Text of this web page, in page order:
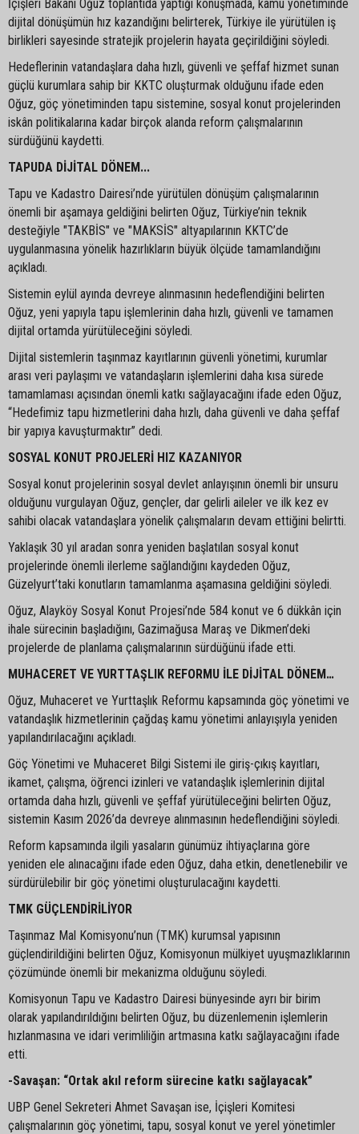
İçişleri Bakanı Oğuz toplantıda yaptığı konuşmada, kamu yönetiminde
dijital dönüşümün hız kazandığını belirterek, Türkiye ile yürütülen iş
birlikleri sayesinde stratejik projelerin hayata geçirildiğini söyledi.
Hedeflerinin vatandaşlara daha hızlı, güvenli ve şeffaf hizmet sunan
güçlü kurumlara sahip bir KKTC oluşturmak olduğunu ifade eden
Oğuz, göç yönetiminden tapu sistemine, sosyal konut projelerinden
iskân politikalarına kadar birçok alanda reform çalışmalarının
sürdüğünü kaydetti.
TAPUDA DİJİTAL DÖNEM...
Tapu ve Kadastro Dairesi’nde yürütülen dönüşüm çalışmalarının
önemli bir aşamaya geldiğini belirten Oğuz, Türkiye’nin teknik
desteğiyle "TAKBİS" ve "MAKSİS" altyapılarının KKTC’de
uygulanmasına yönelik hazırlıkların büyük ölçüde tamamlandığını
açıkladı.
Sistemin eylül ayında devreye alınmasının hedeflendiğini belirten
Oğuz, yeni yapıyla tapu işlemlerinin daha hızlı, güvenli ve tamamen
dijital ortamda yürütüleceğini söyledi.
Dijital sistemlerin taşınmaz kayıtlarının güvenli yönetimi, kurumlar
arası veri paylaşımı ve vatandaşların işlemlerini daha kısa sürede
tamamlaması açısından önemli katkı sağlayacağını ifade eden Oğuz,
“Hedefimiz tapu hizmetlerini daha hızlı, daha güvenli ve daha şeffaf
bir yapıya kavuşturmaktır” dedi.
SOSYAL KONUT PROJELERİ HIZ KAZANIYOR
Sosyal konut projelerinin sosyal devlet anlayışının önemli bir unsuru
olduğunu vurgulayan Oğuz, gençler, dar gelirli aileler ve ilk kez ev
sahibi olacak vatandaşlara yönelik çalışmaların devam ettiğini belirtti.
Yaklaşık 30 yıl aradan sonra yeniden başlatılan sosyal konut
projelerinde önemli ilerleme sağlandığını kaydeden Oğuz,
Güzelyurt’taki konutların tamamlanma aşamasına geldiğini söyledi.
Oğuz, Alayköy Sosyal Konut Projesi’nde 584 konut ve 6 dükkân için
ihale sürecinin başladığını, Gazimağusa Maraş ve Dikmen’deki
projelerde de planlama çalışmalarının sürdüğünü ifade etti.
MUHACERET VE YURTTAŞLIK REFORMU İLE DİJİTAL DÖNEM…
Oğuz, Muhaceret ve Yurttaşlık Reformu kapsamında göç yönetimi ve
vatandaşlık hizmetlerinin çağdaş kamu yönetimi anlayışıyla yeniden
yapılandırılacağını açıkladı.
Göç Yönetimi ve Muhaceret Bilgi Sistemi ile giriş-çıkış kayıtları,
ikamet, çalışma, öğrenci izinleri ve vatandaşlık işlemlerinin dijital
ortamda daha hızlı, güvenli ve şeffaf yürütüleceğini belirten Oğuz,
sistemin Kasım 2026’da devreye alınmasının hedeflendiğini söyledi.
Reform kapsamında ilgili yasaların günümüz ihtiyaçlarına göre
yeniden ele alınacağını ifade eden Oğuz, daha etkin, denetlenebilir ve
sürdürülebilir bir göç yönetimi oluşturulacağını kaydetti.
TMK GÜÇLENDİRİLİYOR
Taşınmaz Mal Komisyonu’nun (TMK) kurumsal yapısının
güçlendirildiğini belirten Oğuz, Komisyonun mülkiyet uyuşmazlıklarının
çözümünde önemli bir mekanizma olduğunu söyledi.
Komisyonun Tapu ve Kadastro Dairesi bünyesinde ayrı bir birim
olarak yapılandırıldığını belirten Oğuz, bu düzenlemenin işlemlerin
hızlanmasına ve idari verimliliğin artmasına katkı sağlayacağını ifade
etti.
-Savaşan: “Ortak akıl reform sürecine katkı sağlayacak”
UBP Genel Sekreteri Ahmet Savaşan ise, İçişleri Komitesi
çalışmalarının göç yönetimi, tapu, sosyal konut ve yerel yönetimler